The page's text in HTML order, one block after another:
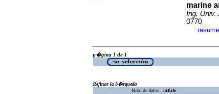
marine
Ing. Univ.
0770
·
p�gina 1 de 1
Refinar la b�squeda
Base de datos : article